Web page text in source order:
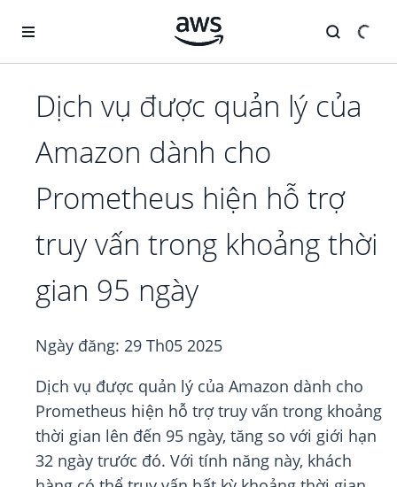
Dịch vụ được quản lý của
Amazon dành cho
Prometheus hiện hỗ trợ
truy vấn trong khoảng thời
gian 95 ngày
Ngày đăng: 29 Th05 2025
Dịch vụ được quản lý của Amazon dành cho
Prometheus hiện hỗ trợ truy vấn trong khoảng
thời gian lên đến 95 ngày, tăng so với giới hạn
32 ngày trước đó. Với tính năng này, khách